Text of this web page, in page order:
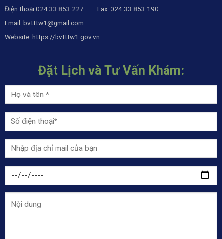
Điện thoại:024.33.853.227 Fax: 024.33.853.190
Email: bvtttw1@gmail.com
Website: https://bvtttw1.gov.vn
Đặt Lịch và Tư Vấn Khám: